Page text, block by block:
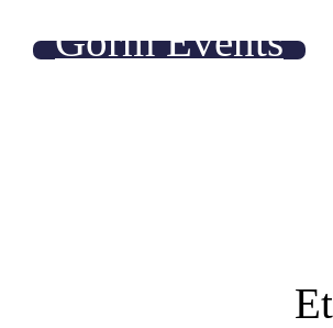
Gorm Events